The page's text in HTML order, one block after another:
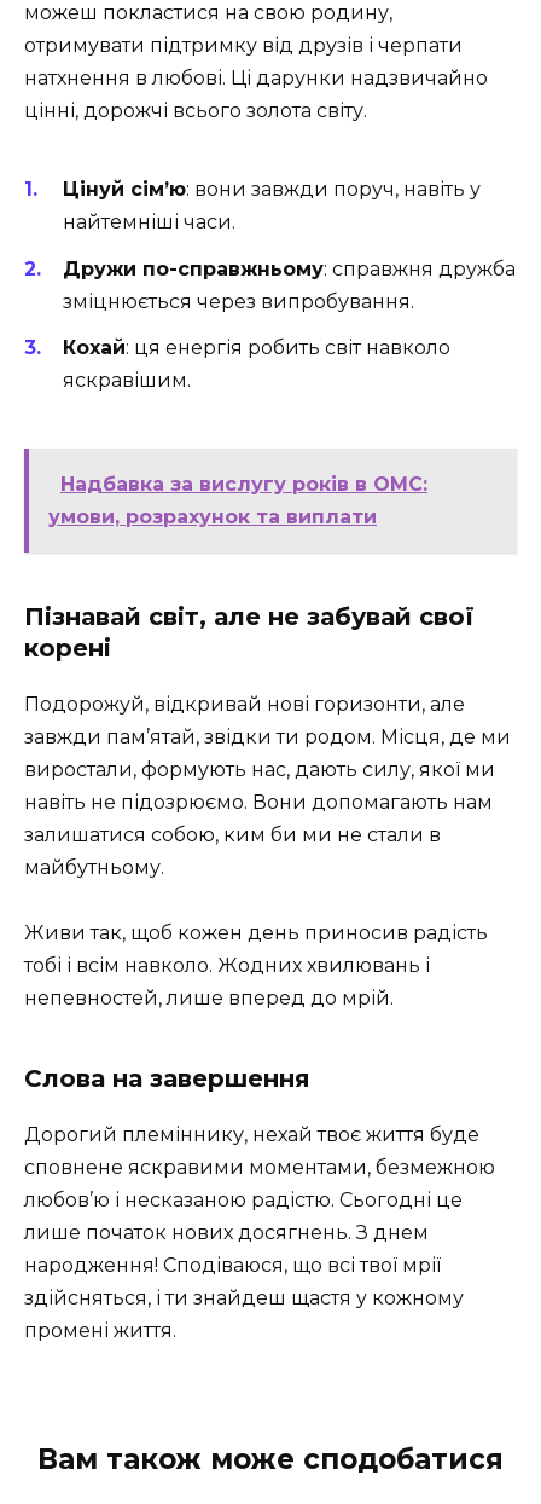
можеш покластися на свою родину,
отримувати підтримку від друзів і черпати
натхнення в любові. Ці дарунки надзвичайно
цінні, дорожчі всього золота світу.
Цінуй сім’ю: вони завжди поруч, навіть у
найтемніші часи.
Дружи по-справжньому: справжня дружба
зміцнюється через випробування.
Кохай: ця енергія робить світ навколо
яскравішим.
Надбавка за вислугу років в ОМС:
умови, розрахунок та виплати
Пізнавай світ, але не забувай свої
корені
Подорожуй, відкривай нові горизонти, але
завжди пам’ятай, звідки ти родом. Місця, де ми
виростали, формують нас, дають силу, якої ми
навіть не підозрюємо. Вони допомагають нам
залишатися собою, ким би ми не стали в
майбутньому.
Живи так, щоб кожен день приносив радість
тобі і всім навколо. Жодних хвилювань і
непевностей, лише вперед до мрій.
Слова на завершення
Дорогий племіннику, нехай твоє життя буде
сповнене яскравими моментами, безмежною
любов’ю і несказаною радістю. Сьогодні це
лише початок нових досягнень. З днем
народження! Сподіваюся, що всі твої мрії
здійсняться, і ти знайдеш щастя у кожному
промені життя.
Вам також може сподобатися